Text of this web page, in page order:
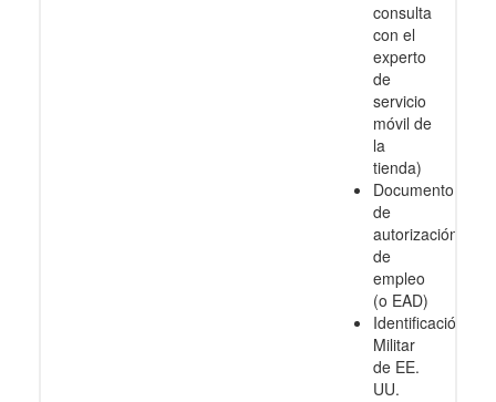
consulta
con el
experto
de
servicio
móvil de
la
tienda)
Documento
de
autorización
de
empleo
(o EAD)
Identificación
Militar
de EE.
UU.